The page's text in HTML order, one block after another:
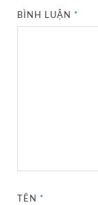
BÌNH LUẬN*
TÊN*